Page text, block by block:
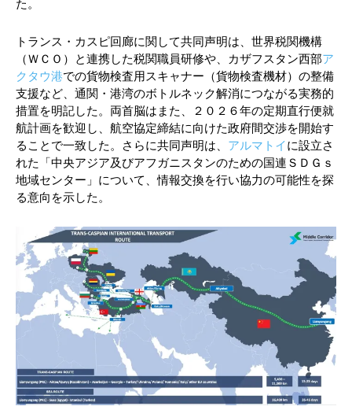
た。
トランス・カスピ回廊に関して共同声明は、世界税関機構
（ＷＣＯ）と連携した税関職員研修や、カザフスタン西部ア
クタウ港での貨物検査用スキャナー（貨物検査機材）の整備
支援など、通関・港湾のボトルネック解消につながる実務的
措置を明記した。両首脳はまた、２０２６年の定期直行便就
航計画を歓迎し、航空協定締結に向けた政府間交渉を開始す
ることで一致した。さらに共同声明は、 アルマトイに設立さ
れた「中央アジア及びアフガニスタンのための国連ＳＤＧｓ
地域センター」について、情報交換を行い協力の可能性を探
る意向を示した。